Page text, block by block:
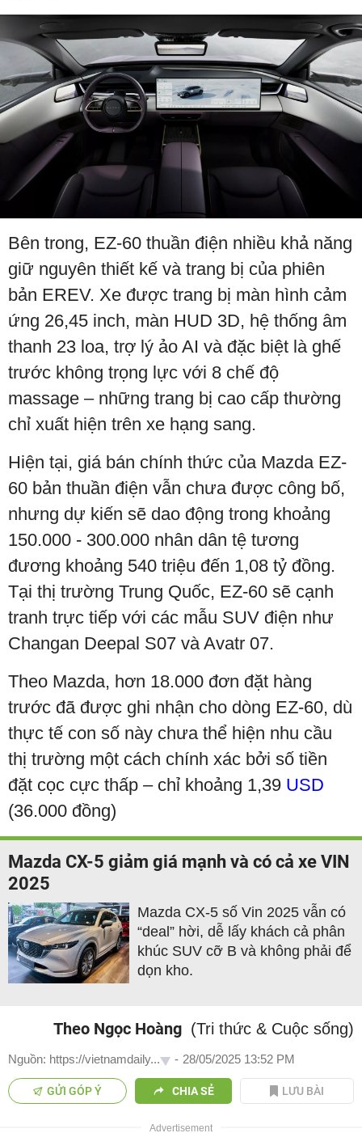
Bên trong, EZ-60 thuần điện nhiều khả năng
giữ nguyên thiết kế và trang bị của phiên
bản EREV. Xe được trang bị màn hình cảm
ứng 26,45 inch, màn HUD 3D, hệ thống âm
thanh 23 loa, trợ lý ảo AI và đặc biệt là ghế
trước không trọng lực với 8 chế độ
massage – những trang bị cao cấp thường
chỉ xuất hiện trên xe hạng sang.
Hiện tại, giá bán chính thức của Mazda EZ-
60 bản thuần điện vẫn chưa được công bố,
nhưng dự kiến sẽ dao động trong khoảng
150.000 - 300.000 nhân dân tệ tương
đương khoảng 540 triệu đến 1,08 tỷ đồng.
Tại thị trường Trung Quốc, EZ-60 sẽ cạnh
tranh trực tiếp với các mẫu SUV điện như
Changan Deepal S07 và Avatr 07.
Theo Mazda, hơn 18.000 đơn đặt hàng
trước đã được ghi nhận cho dòng EZ-60, dù
thực tế con số này chưa thể hiện nhu cầu
thị trường một cách chính xác bởi số tiền
đặt cọc cực thấp – chỉ khoảng 1,39 USD
(36.000 đồng)
Mazda CX-5 giảm giá mạnh và có cả xe VIN
2025
Mazda CX-5 số Vin 2025 vẫn có
“deal” hời, dễ lấy khách cả phân
khúc SUV cỡ B và không phải để
dọn kho.
Theo Ngọc Hoàng (Tri thức & Cuộc sống)
Nguồn: https://vietnamdaily... - 28/05/2025 13:52 PM
GỬI GÓP Ý CHIA SẺ LƯU BÀI